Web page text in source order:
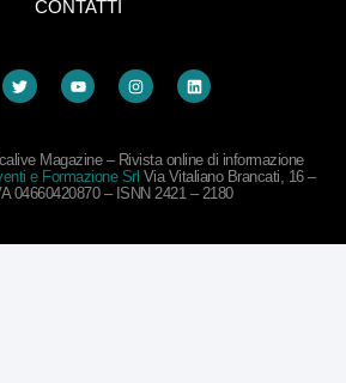
CONTATTI
Magazine – Rivista online di informazione
e Formazione Srl Via Vitaliano Brancati, 16 –
04660420870 – ISNN 2421 – 2180